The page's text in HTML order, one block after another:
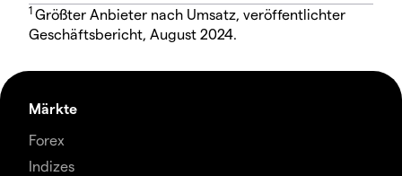
1 Größter Anbieter nach Umsatz, veröffentlichter
Geschäftsbericht, August 2024.
Märkte
Forex
Indizes